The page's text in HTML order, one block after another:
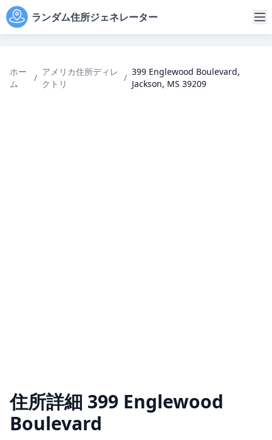
ランダム住所ジェネレーター
ホー
ム
/
アメリカ住所ディレ
クトリ
/
399 Englewood Boulevard,
Jackson, MS 39209
住所詳細 399 Englewood
Boulevard